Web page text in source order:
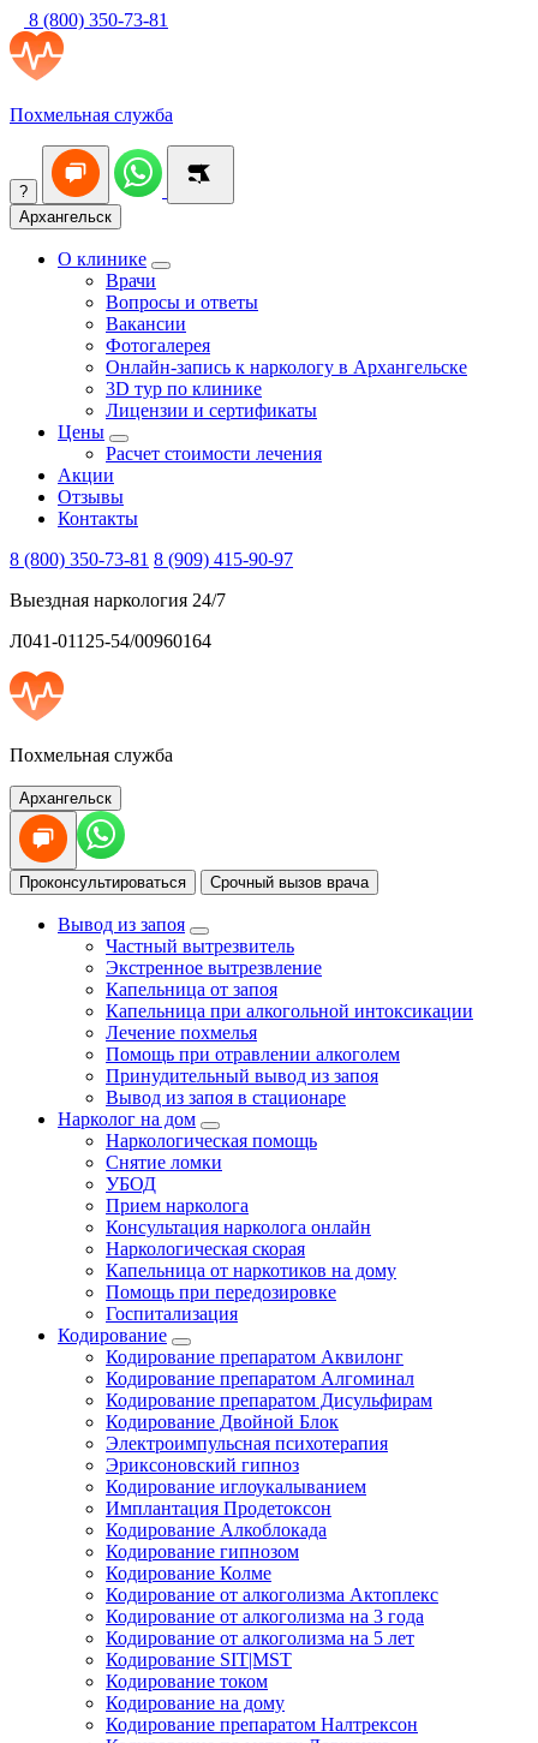
8 (800) 350-73-81
Похмельная служба
?
Архангельск
О клинике
Врачи
Вопросы и ответы
Вакансии
Фотогалерея
Онлайн-запись к наркологу в Архангельске
3D тур по клинике
Лицензии и сертификаты
Цены
Расчет стоимости лечения
Акции
Отзывы
Контакты
8 (800) 350-73-81 8 (909) 415-90-97
Выездная наркология 24/7
Л041-01125-54/00960164
Похмельная служба
Архангельск
Проконсультироваться Срочный вызов врача
Вывод из запоя
Частный вытрезвитель
Экстренное вытрезвление
Капельница от запоя
Капельница при алкогольной интоксикации
Лечение похмелья
Помощь при отравлении алкоголем
Принудительный вывод из запоя
Вывод из запоя в стационаре
Нарколог на дом
Наркологическая помощь
Снятие ломки
УБОД
Прием нарколога
Консультация нарколога онлайн
Наркологическая скорая
Капельница от наркотиков на дому
Помощь при передозировке
Госпитализация
Кодирование
Кодирование препаратом Аквилонг
Кодирование препаратом Алгоминал
Кодирование препаратом Дисульфирам
Кодирование Двойной Блок
Электроимпульсная психотерапия
Эриксоновский гипноз
Кодирование иглоукалыванием
Имплантация Продетоксон
Кодирование Алкоблокада
Кодирование гипнозом
Кодирование Колме
Кодирование от алкоголизма Актоплекс
Кодирование от алкоголизма на 3 года
Кодирование от алкоголизма на 5 лет
Кодирование SIT|MST
Кодирование током
Кодирование на дому
Кодирование препаратом Налтрексон